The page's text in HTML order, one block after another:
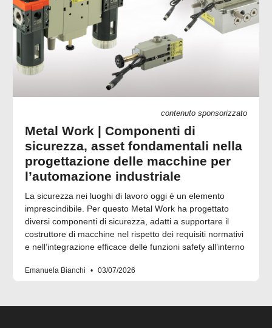
contenuto sponsorizzato
Metal Work | Componenti di
sicurezza, asset fondamentali nella
progettazione delle macchine per
l’automazione industriale
La sicurezza nei luoghi di lavoro oggi è un elemento
imprescindibile. Per questo Metal Work ha progettato
diversi componenti di sicurezza, adatti a supportare il
costruttore di macchine nel rispetto dei requisiti normativi
e nell’integrazione efficace delle funzioni safety all’interno
Emanuela Bianchi 03/07/2026